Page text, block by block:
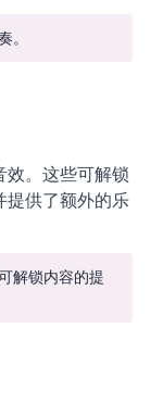
。
效。这些可解锁
提供了额外的乐
解锁内容的提